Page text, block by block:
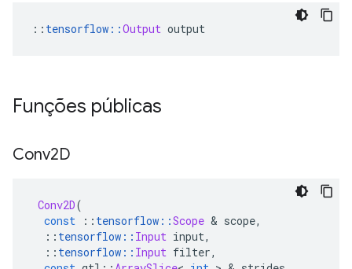
:: tensorflow ::Output output
Funções públicas
Conv2D
Conv2D(
const
:: tensorflow ::Scope & scope,
:: tensorflow :: Input input,
:: tensorflow :: Input filter,